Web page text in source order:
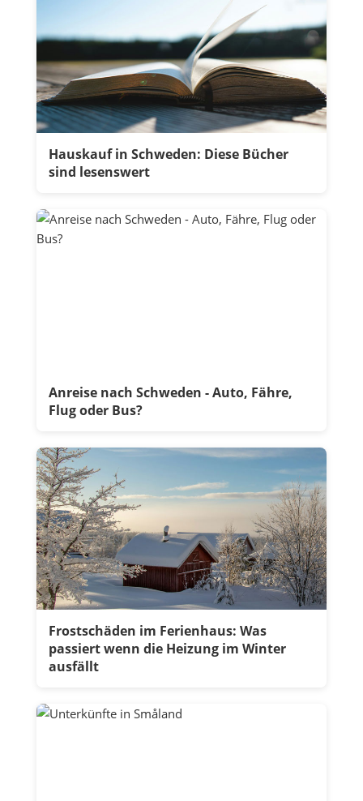
Hauskauf in Schweden: Diese Bücher
sind lesenswert
Anreise nach Schweden - Auto, Fähre,
Flug oder Bus?
Frostschäden im Ferienhaus: Was
passiert wenn die Heizung im Winter
ausfällt